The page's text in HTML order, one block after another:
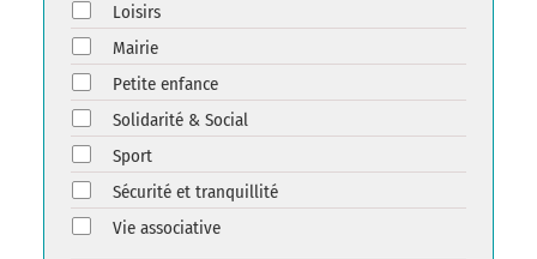
Loisirs
Mairie
Petite enfance
Solidarité & Social
Sport
Sécurité et tranquillité
Vie associative